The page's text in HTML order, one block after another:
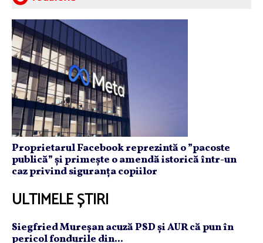
Proprietarul Facebook reprezintă o ”pacoste
publică” și primește o amendă istorică într-un
caz privind siguranța copiilor
ULTIMELE ȘTIRI
Siegfried Mureşan acuză PSD şi AUR că pun în
pericol fondurile din...